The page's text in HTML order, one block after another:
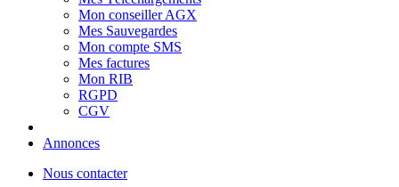
Mon conseiller AGX
Mes Sauvegardes
Mon compte SMS
Mes factures
Mon RIB
RGPD
CGV
Annonces
Nous contacter